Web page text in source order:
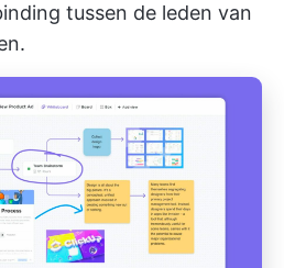
tussen de leden van